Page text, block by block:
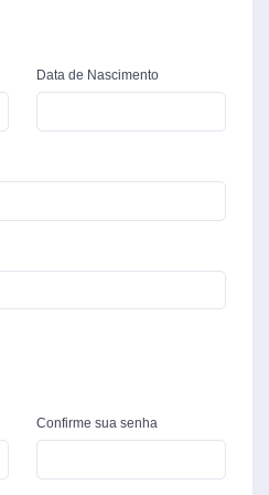
Data de Nascimento
Confirme sua senha